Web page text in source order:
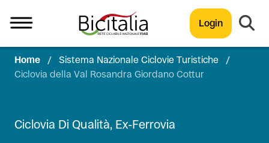
Login
TUTTO
Home / Sistema Nazionale Ciclovie Turistiche
/
Ciclovia della Val Rosandra Giordano Cottur
Ciclovia Di Qualità, Ex-Ferrovia